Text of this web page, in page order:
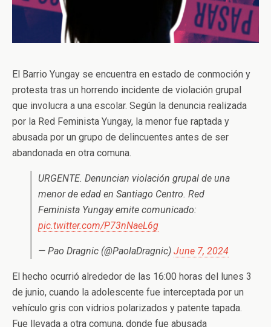
El Barrio Yungay se encuentra en estado de conmoción y
protesta tras un horrendo incidente de violación grupal
que involucra a una escolar. Según la denuncia realizada
por la Red Feminista Yungay, la menor fue raptada y
abusada por un grupo de delincuentes antes de ser
abandonada en otra comuna.
URGENTE. Denuncian violación grupal de una
menor de edad en Santiago Centro. Red
Feminista Yungay emite comunicado:
pic.twitter.com/P73nNaeL6g
— Pao Dragnic (@PaolaDragnic) June 7, 2024
El hecho ocurrió alrededor de las 16:00 horas del lunes 3
de junio, cuando la adolescente fue interceptada por un
vehículo gris con vidrios polarizados y patente tapada.
Fue llevada a otra comuna, donde fue abusada